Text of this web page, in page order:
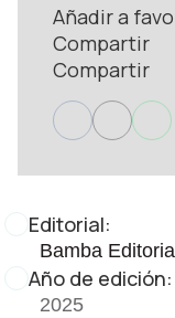
Editorial:
Bamba Editorial
Año de edición:
2025
Añadir a
Compartir
Compartir